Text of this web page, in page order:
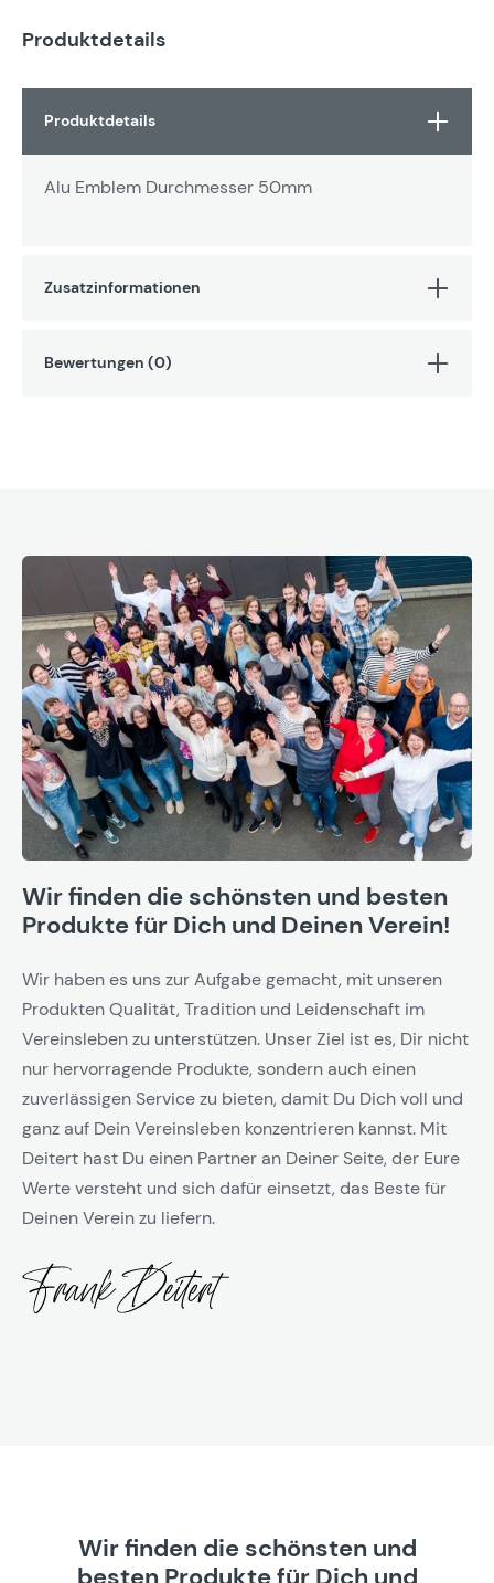
Produktdetails
Produktdetails
Alu Emblem Durchmesser 50mm
Zusatzinformationen
Bewertungen (0)
Wir finden die schönsten und besten
Produkte für Dich und Deinen Verein!
Wir haben es uns zur Aufgabe gemacht, mit unseren
Produkten Qualität, Tradition und Leidenschaft im
Vereinsleben zu unterstützen. Unser Ziel ist es, Dir nicht
nur hervorragende Produkte, sondern auch einen
zuverlässigen Service zu bieten, damit Du Dich voll und
ganz auf Dein Vereinsleben konzentrieren kannst. Mit
Deitert hast Du einen Partner an Deiner Seite, der Eure
Werte versteht und sich dafür einsetzt, das Beste für
Deinen Verein zu liefern.
Wir finden die schönsten und